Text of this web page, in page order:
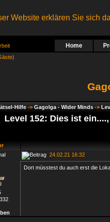
Website erklären Sie sich
Home
Hilfe -> Gagolga - Wider Minds ->
Level 152: Dies ist
24.02.21 16:32
Dort müsstest du auch erst die